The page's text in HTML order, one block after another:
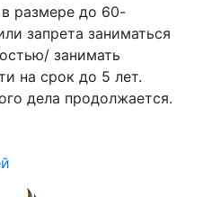
размере до 60-
запрета заниматься
занимать
на срок до 5 лет.
дела продолжается.